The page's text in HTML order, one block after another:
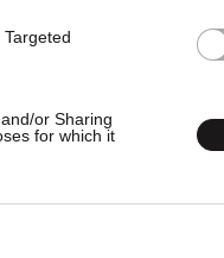
or Sharing
for which it
του
το